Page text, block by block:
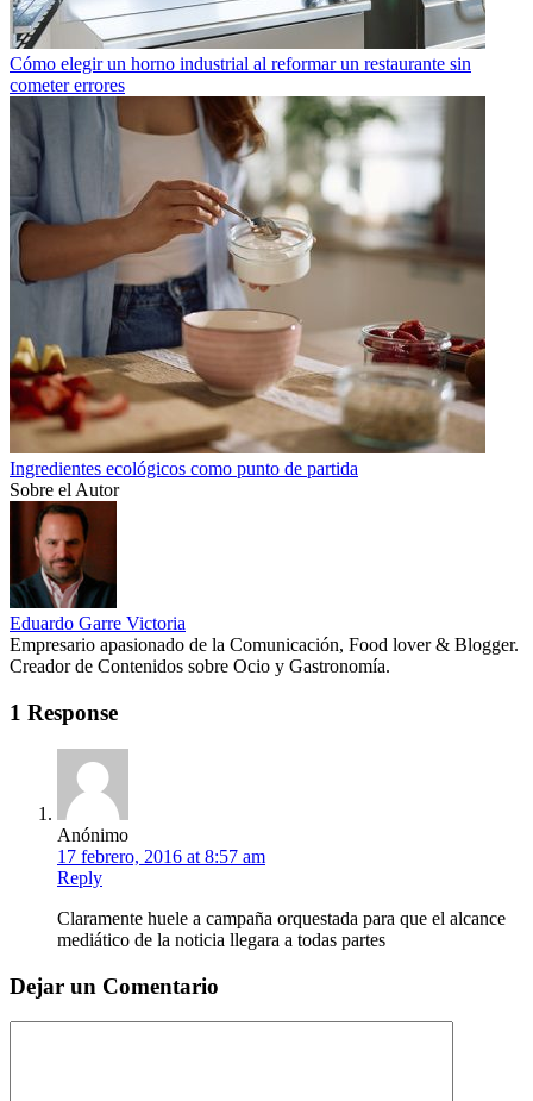
Cómo elegir un horno industrial al reformar un restaurante sin
cometer errores
Ingredientes ecológicos como punto de partida
Sobre el Autor
Eduardo Garre Victoria
Empresario apasionado de la Comunicación, Food lover & Blogger.
Creador de Contenidos sobre Ocio y Gastronomía.
1 Response
Anónimo
17 febrero, 2016 at 8:57 am
Reply
Claramente huele a campaña orquestada para que el alcance
mediático de la noticia llegara a todas partes
Dejar un Comentario